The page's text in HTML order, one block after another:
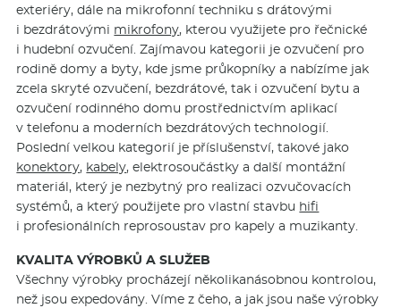
exteriéry, dále na mikrofonní techniku s drátovými
i bezdrátovými mikrofony, kterou využijete pro řečnické
i hudební ozvučení. Zajímavou kategorii je ozvučení pro
rodině domy a byty, kde jsme průkopníky a nabízíme jak
zcela skryté ozvučení, bezdrátové, tak i ozvučení bytu a
ozvučení rodinného domu prostřednictvím aplikací
v telefonu a moderních bezdrátových technologií.
Poslední velkou kategorií je příslušenství, takové jako
konektory, kabely, elektrosoučástky a další montážní
materiál, který je nezbytný pro realizaci ozvučovacích
systémů, a který použijete pro vlastní stavbu hifi
i profesionálních reprosoustav pro kapely a muzikanty.
KVALITA VÝROBKŮ A SLUŽEB
Všechny výrobky procházejí několikanásobnou kontrolou,
než jsou expedovány. Víme z čeho, a jak jsou naše výrobky